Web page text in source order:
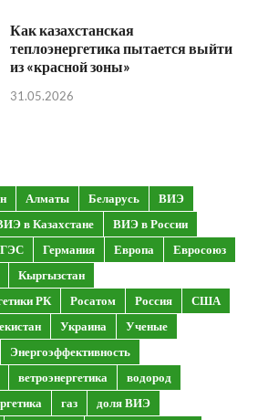
Как казахстанская
теплоэнергетика пытается выйти
из «красной зоны»
31.05.2026
Алматы Беларусь
ВИЭ
в Казахстане
ВИЭ в России
ГЭС Германия Европа
Евросоюз
Кыргызстан
РК
Росатом Россия
США
Украина
Ученые
Энергоэффективность
ветроэнергетика
водород
газ
доля ВИЭ